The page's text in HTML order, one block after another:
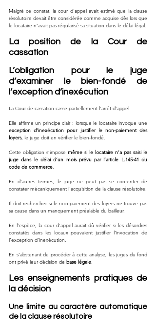
Malgré ce constat, la cour d’appel avait estimé que la clause
résolutoire devait être considérée comme acquise dès lors que
le locataire n’avait pas régularisé sa situation dans le délai légal.
La position de la Cour de
cassation
L’obligation pour le juge
d’examiner le bien-fondé de
l’exception d’inexécution
La Cour de cassation casse partiellement l’arrêt d’appel.
exception d’inexécution pour justifier le non-paiement des
loyers, le juge doit en vérifier le bien-fondé.
Cette obligation s’impose même si le locataire n’a pas saisi le
juge dans le délai d’un mois prévu par l’article L.145-41 du
code de commerce.
En d’autres termes, le juge ne peut pas se contenter de
constater mécaniquement l’acquisition de la clause résolutoire.
Il doit rechercher si le non-paiement des loyers ne trouve pas
sa cause dans un manquement préalable du bailleur.
En l’espèce, la cour d’appel aurait dû vérifier si les désordres
constatés dans les locaux pouvaient justifier l’invocation de
l’exception d’inexécution.
En s’abstenant de procéder à cette analyse, les juges du fond
ont privé leur décision de base légale.
Les enseignements pratiques de
la décision
Une limite au caractère automatique
de la clause résolutoire